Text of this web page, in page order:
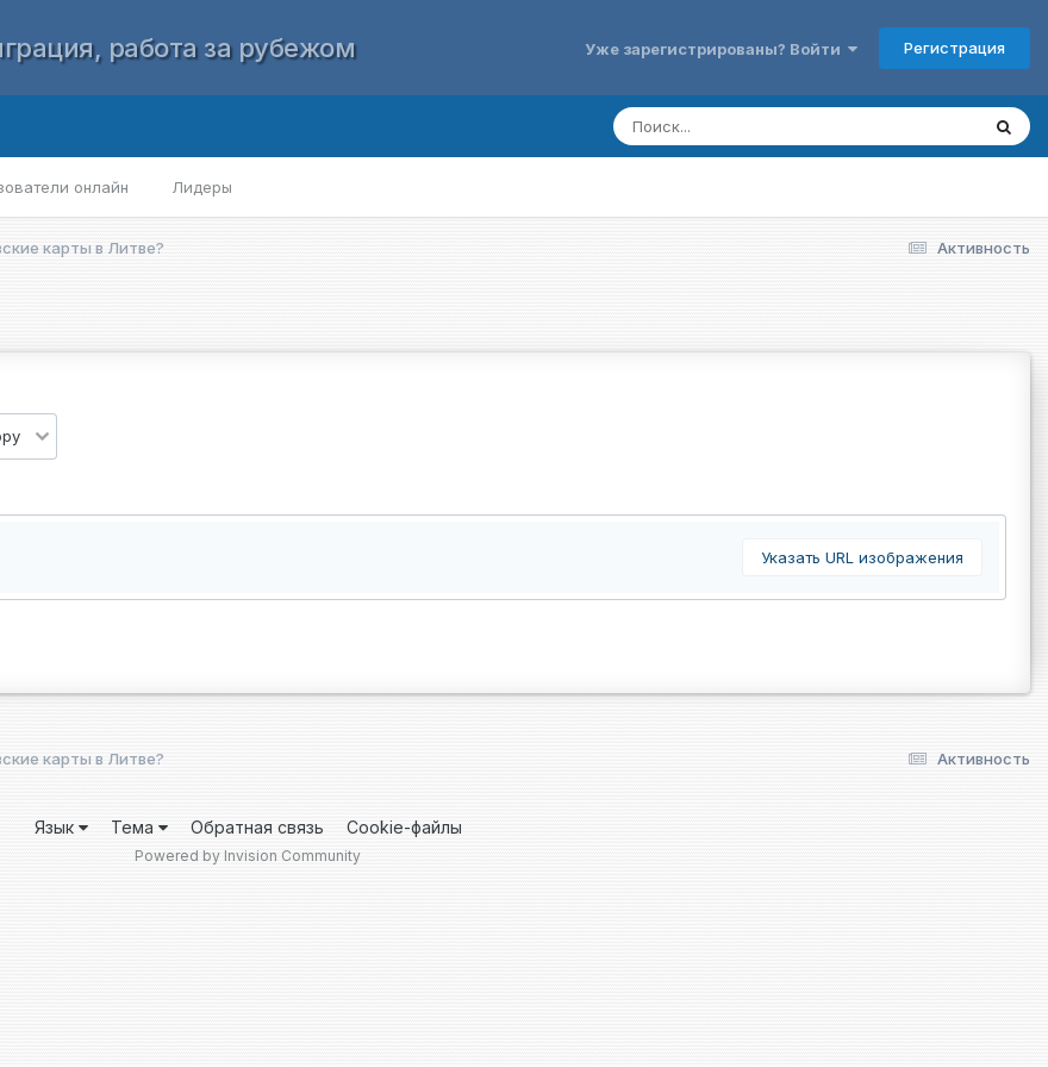
работа за рубежом Уже зарегистрированы? Войти Регистрация
онлайн Лидеры
Активность
карты в Литве?
Указать URL изображения
Активность
карты в Литве?
Язык Тема Обратная связь Cookie-файлы
Powered by Invision Community